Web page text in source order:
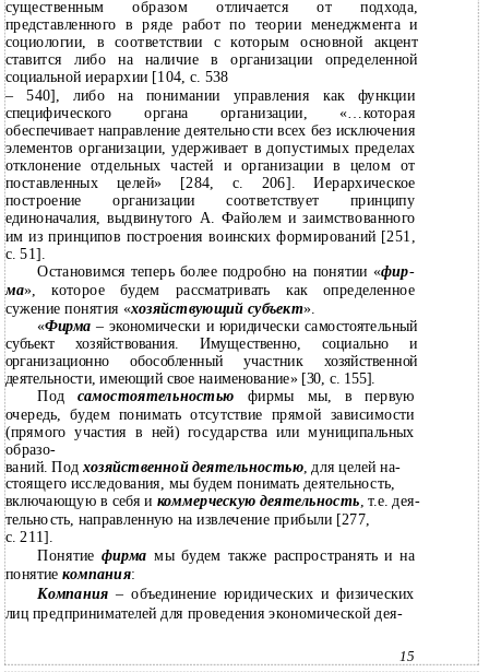
существенным образом отличается от подхода,
представленного в ряде работ по теории менеджмента и
социологии, в соответствии с которым основной акцент
ставится либо на наличие в организации определенной
социальной иерархии [104, с. 538
– 540], либо на понимании управления как функции
специфического органа организации, «…которая
обеспечивает направление деятельности всех без исключения
элементов организации, удерживает в допустимых пределах
отклонение отдельных частей и организации в целом от
поставленных целей» [284, с. 206]. Иерархическое
построение организации соответствует принципу
единоначалия, выдвинутого А. Файолем и заимствованного
им из принципов построения воинских формирований [251,
с. 51].
Остановимся теперь более подробно на понятии «фир-
ма», которое будем рассматривать как определенное
сужение понятия «хозяйствующий субъект».
«Фирма–экономически и юридически самостоятельный
субъект хозяйствования. Имущественно, социально и
организационно обособленный участник хозяйственной
деятельности, имеющий свое наименование» [30, с. 155].
Подсамостоятельностью фирмы мы, в первую
очередь, будем понимать отсутствие прямой зависимости
(прямого участия в ней) государства или муниципальных
образо-
ваний. Под хозяйственной деятельностью, для целей на-
стоящего исследования, мы будем понимать деятельность,
включающую в себя и коммерческую деятельность, т.е. дея-
тельность, направленную на извлечение прибыли [277,
с. 211].
Понятие фирмамы будем также распространять и на
понятиекомпания:
Компания–объединение юридических и физических
лиц предпринимателей для проведения экономической дея-
15